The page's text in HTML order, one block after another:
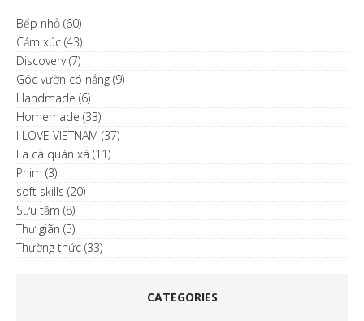
Bếp nhỏ (60)
Cảm xúc (43)
Discovery(7)
Góc vườn có nắng (9)
Handmade (6)
Homemade (33)
I LOVE VIETNAM (37)
La cà quán xá (11)
Phim (3)
soft skills (20)
Sưu tầm (8)
Thư giãn (5)
Thường thức (33)
CATEGORIES